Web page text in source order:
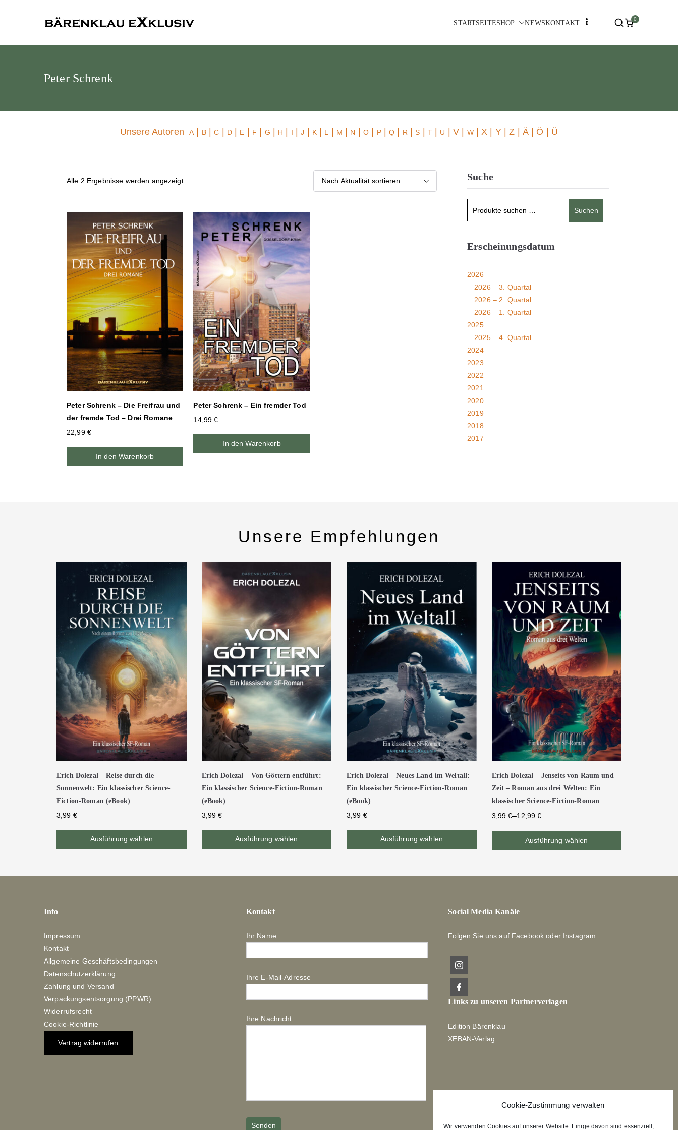
Cookie-Zustimmung verwalten
Wir verwenden Cookies auf unserer Website. Einige davon sind essenziell,
STARTSEITESHOP NEWSKONTAKT 0
Peter Schrenk
Unsere AutorenA| B|C D E F G H I |J K| L M N |O P|Q R|S T U | V | W| X | Y | Z | Ä | Ö | Ü
Alle 2 Ergebnisse werden angezeigt
Peter Schrenk – Die Freifrau und
der fremde Tod – Drei Romane
22,99 €
In den Warenkorb
Peter Schrenk – Ein fremder Tod
14,99€
In den Warenkorb
Suche
Suchen
Erscheinungsdatum
2026
2026 – 3. Quartal
2026 – 2. Quartal
2026 – 1. Quartal
2025
2025 – 4. Quartal
2024
2023
2022
2021
2020
2019
2018
2017
Unsere Empfehlungen
Erich Dolezal – Reise durch die
Sonnenwelt: Ein klassischer Science-
Fiction-Roman (eBook)
3,99 €
Ausführung wählen
Erich Dolezal – Von Göttern entführt:
Ein klassischer Science-Fiction-Roman
(eBook)
3,99€
Ausführung wählen
Erich Dolezal – Neues Land im Weltall:
Ein klassischer Science-Fiction-Roman
(eBook)
3,99 €
Ausführung wählen
Erich Dolezal – Jenseits von Raum und
Zeit – Roman aus drei Welten: Ein
klassischer Science-Fiction-Roman
3,99€–12,99€
Ausführung wählen
Info
Impressum
Kontakt
Allgemeine Geschäftsbedingungen
Datenschutzerklärung
Zahlung und Versand
Verpackungsentsorgung (PPWR)
Widerrufsrecht
Cookie-Richtlinie
Vertrag widerrufen
Kontakt
Ihr Name
Ihre E-Mail-Adresse
Ihre Nachricht
Social Media Kanäle
Folgen Sie uns auf Facebook oder Instagram:
Links zu unseren Partnerverlagen
Edition Bärenklau
XEBAN-Verlag